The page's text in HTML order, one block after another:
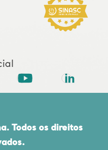
Todos os direitos